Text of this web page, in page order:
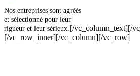
Nos entreprises sont agréés
et sélectionné pour leur
rigueur et leur sérieux. [/vc_column_text][/
[/vc_row_inner][/vc_column][/vc_row]